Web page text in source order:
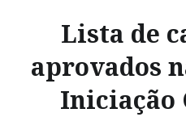
Lista de
aprovados
Iniciação